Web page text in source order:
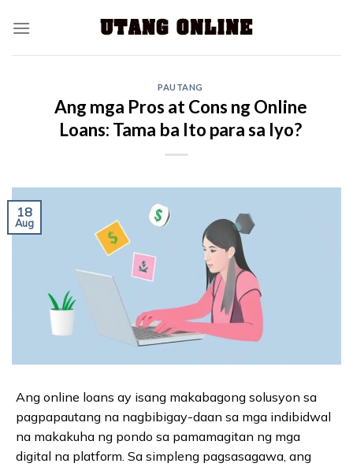
PAUTANG
Ang mga Pros at Cons ng Online
Loans: Tama ba Ito para sa Iyo?
18
Aug
Ang online loans ay isang makabagong solusyon sa
pagpapautang na nagbibigay-daan sa mga indibidwal
na makakuha ng pondo sa pamamagitan ng mga
digital na platform. Sa simpleng pagsasagawa, ang